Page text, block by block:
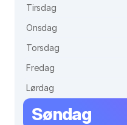
Tirsdag
Onsdag
Torsdag
Fredag
Lørdag
Søndag